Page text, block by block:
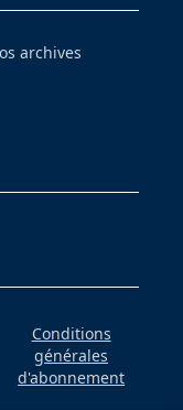
archives
Conditions
générales
d'abonnement